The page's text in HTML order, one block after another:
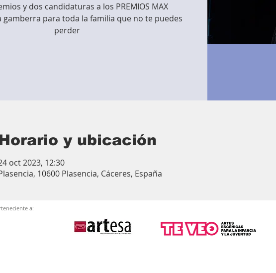
y dos candidaturas a los PREMIOS MAX
gamberra para toda la familia que no te puedes
perder
y ubicación
oct 2023, 12:30
10600 Plasencia, Cáceres, España
a: